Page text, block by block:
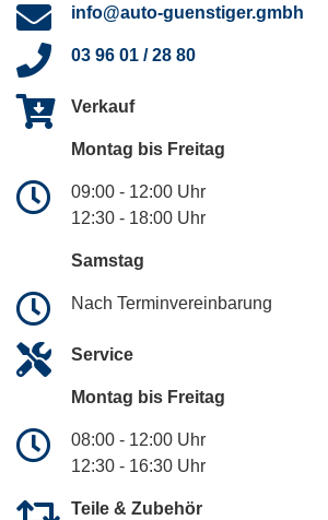
info@auto-guenstiger.gmbh
03 96 01 / 28 80
Verkauf
Montag bis Freitag
09:00 - 12:00 Uhr
12:30 - 18:00 Uhr
Samstag
Nach Terminvereinbarung
Service
Montag bis Freitag
08:00 - 12:00 Uhr
12:30 - 16:30 Uhr
Teile & Zubehör